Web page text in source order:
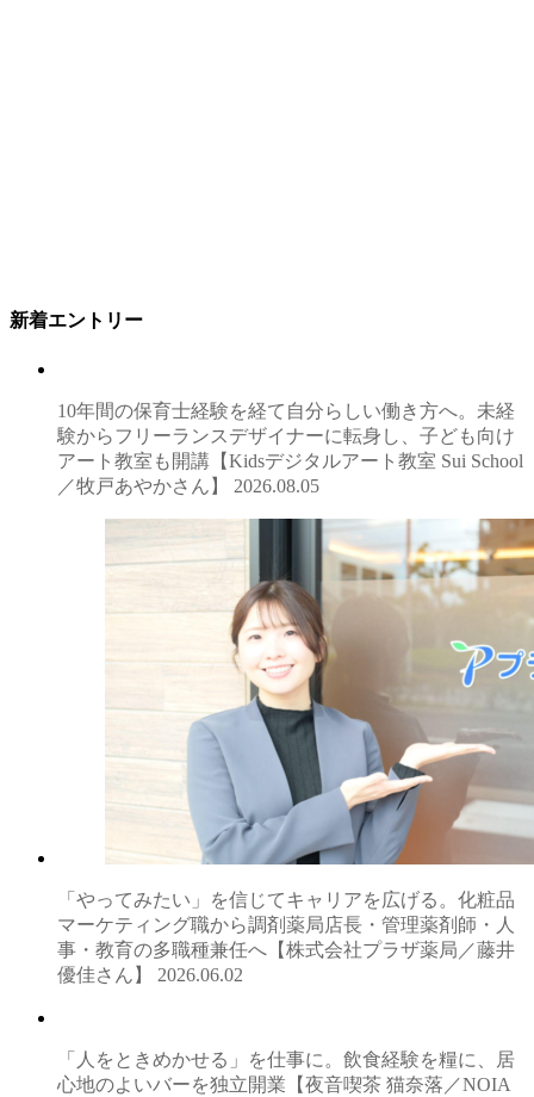
新着エントリー
10年間の保育士経験を経て自分らしい働き方へ。未経
験からフリーランスデザイナーに転身し、子ども向け
アート教室も開講【Kidsデジタルアート教室 Sui School
／牧戸あやかさん】 2026.08.05
「やってみたい」を信じてキャリアを広げる。化粧品
マーケティング職から調剤薬局店長・管理薬剤師・人
事・教育の多職種兼任へ【株式会社プラザ薬局／藤井
優佳さん】 2026.06.02
「人をときめかせる」を仕事に。飲食経験を糧に、居
心地のよいバーを独立開業【夜音喫茶 猫奈落／NOIA